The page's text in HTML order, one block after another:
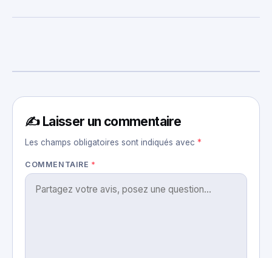
✍️ Laisser un commentaire
Les champs obligatoires sont indiqués avec *
COMMENTAIRE *